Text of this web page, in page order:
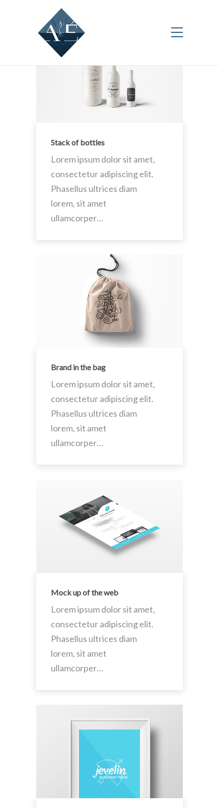
Stack of bottles
Lorem ipsum dolor sit amet,
consectetur adipiscing elit.
Phasellus ultrices diam
lorem, sit amet
ullamcorper…
Brand in the bag
Lorem ipsum dolor sit amet,
consectetur adipiscing elit.
Phasellus ultrices diam
lorem, sit amet
ullamcorper…
Mock up of the web
Lorem ipsum dolor sit amet,
consectetur adipiscing elit.
Phasellus ultrices diam
lorem, sit amet
ullamcorper…